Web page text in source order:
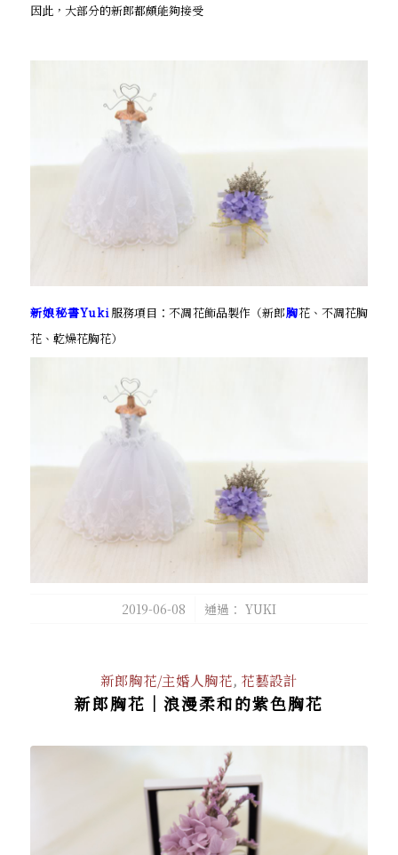
因此，大部分的新郎都頗能夠接受
新娘秘書Yuki服務項目：不凋花飾品製作（新郎胸花、不凋花胸
花、乾燥花胸花）
2019-06-08
/ 通過： YUKI
新郎胸花/主婚人胸花, 花藝設計
新郎胸花｜浪漫柔和的紫色胸花